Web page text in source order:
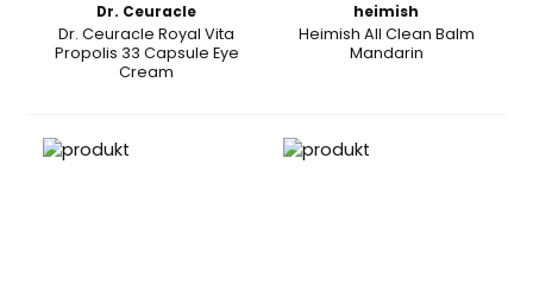
Dr. Ceuracle
Dr. Ceuracle Royal Vita
Propolis 33 Capsule Eye
Cream
heimish
Heimish All Clean Balm
Mandarin